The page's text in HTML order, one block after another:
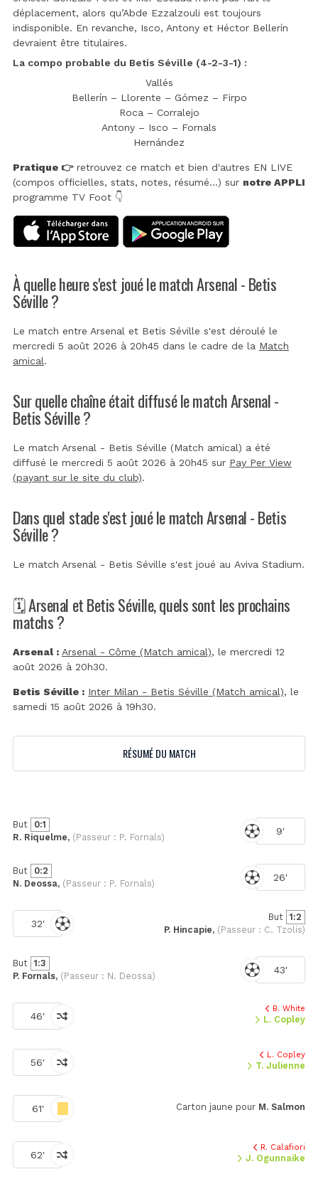
déplacement, alors qu’Abde Ezzalzouli est toujours
indisponible. En revanche, Isco, Antony et Héctor Bellerín
devraient être titulaires.
La compo probable du Betis Séville (4-2-3-1) :
Vallés
Bellerín – Llorente – Gómez – Firpo
Roca – Corralejo
Antony – Isco – Fornals
Hernández
Pratique 👉retrouvez ce match et bien d'autres EN LIVE
(compos officielles, stats, notes, résumé...) sur notre APPLI
programme TV Foot 👇
À quelle heure s'est joué le match Arsenal - Betis
Séville ?
Le match entre Arsenal et Betis Séville s'est déroulé le
mercredi 5 août 2026 à 20h45 dans le cadre de la Match
amical.
Sur quelle chaîne était diffusé le match Arsenal -
Betis Séville ?
Le match Arsenal - Betis Séville (Match amical) a été
diffusé le mercredi 5 août 2026 à 20h45 sur Pay Per View
(payant sur le site du club).
Dans quel stade s'est joué le match Arsenal - Betis
Séville ?
Le match Arsenal - Betis Séville s'est joué au Aviva Stadium.
🗓️ Arsenal et Betis Séville, quels sont les prochains
matchs ?
Arsenal : Arsenal - Côme (Match amical), le mercredi 12
août 2026 à 20h30.
Betis Séville : Inter Milan - Betis Séville (Match amical), le
samedi 15 août 2026 à 19h30.
RÉSUMÉ DU MATCH
9'
But
0:1
R. Riquelme, (Passeur : P. Fornals)
26'
But
0:2
N. Deossa, (Passeur : P. Fornals)
32'
But 1:2
P. Hincapie, (Passeur : C. Tzolis)
43'
But 1:3
P. Fornals, (Passeur : N. Deossa)
46'
B. White
L. Copley
56'
L. Copley
T. Julienne
61' Carton jaune pour M. Salmon
62'
R. Calafiori
J. Ogunnaike